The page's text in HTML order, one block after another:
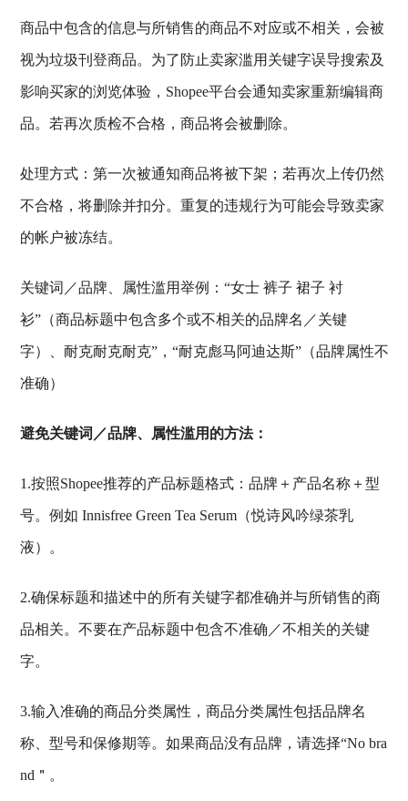
商品中包含的信息与所销售的商品不对应或不相关，会被
视为垃圾刊登商品。为了防止卖家滥用关键字误导搜索及
影响买家的浏览体验，Shopee平台会通知卖家重新编辑商
品。若再次质检不合格，商品将会被删除。
处理方式：第一次被通知商品将被下架；若再次上传仍然
不合格，将删除并扣分。重复的违规行为可能会导致卖家
的帐户被冻结。
关键词／品牌、属性滥用举例：“女士 裤子 裙子 衬
衫”（商品标题中包含多个或不相关的品牌名／关键
字）、耐克耐克耐克”，“耐克彪马阿迪达斯”（品牌属性不
准确）
避免关键词／品牌、属性滥用的方法：
1.按照Shopee推荐的产品标题格式：品牌＋产品名称＋型
号。例如 Innisfree Green Tea Serum（悦诗风吟绿茶乳
液）。
2.确保标题和描述中的所有关键字都准确并与所销售的商
品相关。不要在产品标题中包含不准确／不相关的关键
字。
3.输入准确的商品分类属性，商品分类属性包括品牌名
称、型号和保修期等。如果商品没有品牌，请选择“No bra
nd＂。